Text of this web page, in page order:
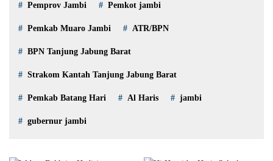
Pemprov Jambi Pemkot jambi
Pemkab Muaro Jambi ATR/BPN
BPN Tanjung Jabung Barat
Strakom Kantah Tanjung Jabung Barat
Pemkab Batang Hari Al Haris jambi
gubernur jambi